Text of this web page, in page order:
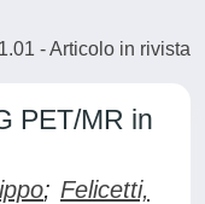
- Articolo in rivista
PET/MR in
; Felicetti,